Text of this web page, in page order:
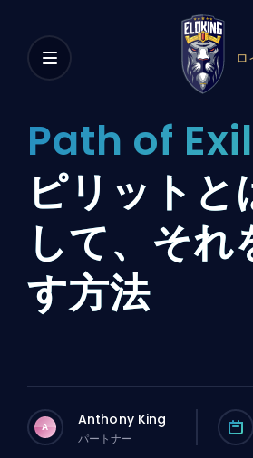
ロ
Path of
ピリットと
して、それ
す方法
A Anthony King
パートナー